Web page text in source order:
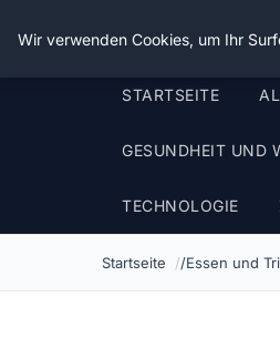
Die Schnitter
STARTSEITE
GESUNDHEIT UND
TECHNOLOGIE
Startseite Essen und
Wir verwenden Cookies, um Ihr